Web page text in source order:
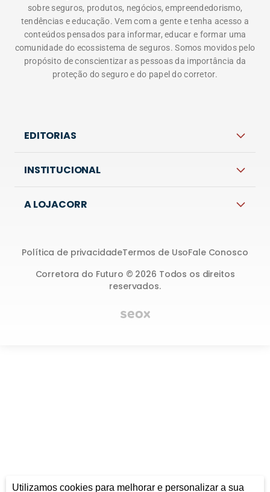
sobre seguros, produtos, negócios, empreendedorismo,
tendências e educação. Vem com a gente e tenha acesso a
conteúdos pensados para informar, educar e formar uma
comunidade do ecossistema de seguros. Somos movidos pelo
propósito de conscientizar as pessoas da importância da
proteção do seguro e do papel do corretor.
EDITORIAS
INSTITUCIONAL
A LOJACORR
Corretora do Futuro © 2026 Todos os direitos
reservados.
Política de privacidadeTermos de UsoFale Conosco
Utilizamos cookies para melhorar e personalizar a sua